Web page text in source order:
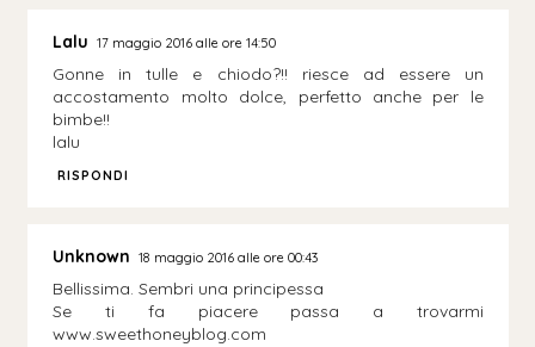
Lalu 17 maggio 2016 alle ore 14:50
Gonne in tulle e chiodo?!! riesce ad essere un
accostamento molto dolce, perfetto anche per le
bimbe!!
lalu
RISPONDI
Unknown 18 maggio 2016 alle ore 00:43
Bellissima. Sembri una principessa
Se ti fa piacere passa a trovarmi
www.sweethoneyblog.com